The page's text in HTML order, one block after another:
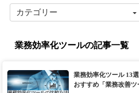
カテゴリー
業務効率化ツールの記事一覧
業務効率化ツール 13
おすすめ「業務改善